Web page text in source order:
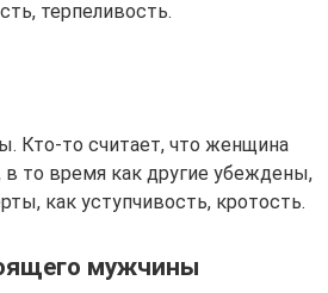
терпеливость.
Кто-то считает, что женщина
то время как другие убеждены,
как уступчивость, кротость.
мужчины